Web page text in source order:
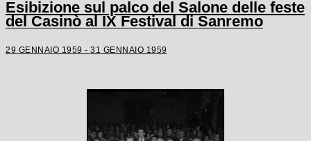
Esibizione sul palco del Salone delle feste
del Casinò al IX Festival di Sanremo
29 GENNAIO 1959 - 31 GENNAIO 1959